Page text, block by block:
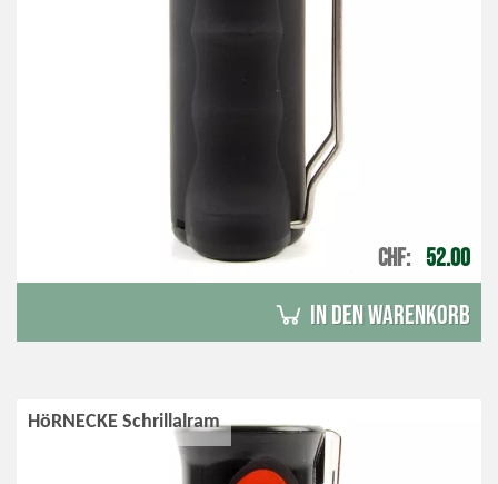
CHF 52.00
in den Warenkorb
HöRNECKE Schrillalram